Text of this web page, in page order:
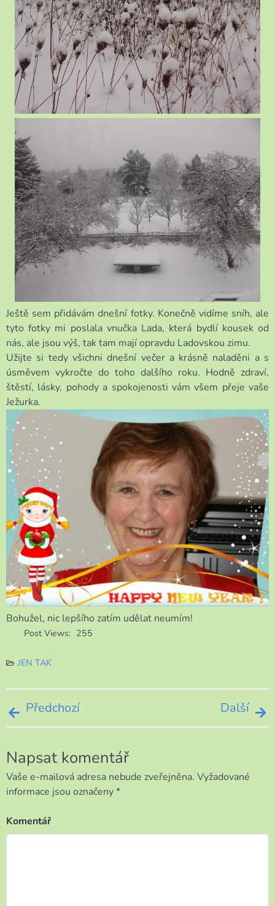
Ještě sem přidávám dnešní fotky. Konečně vidíme sníh, ale
tyto fotky mi poslala vnučka Lada, která bydlí kousek od
nás, ale jsou výš, tak tam mají opravdu Ladovskou zimu.
Užijte si tedy všichni dnešní večer a krásně naladěni a s
úsměvem vykročte do toho dalšího roku. Hodně zdraví,
štěstí, lásky, pohody a spokojenosti vám všem přeje vaše
Ježurka.
Bohužel, nic lepšího zatím udělat neumím!
Post Views: 255
JEN TAK
Navigace
příspěvek
Předchozí Další
Napsat komentář
Vaše e-mailová adresa nebude zveřejněna. Vyžadované
informace jsou označeny*
Komentář